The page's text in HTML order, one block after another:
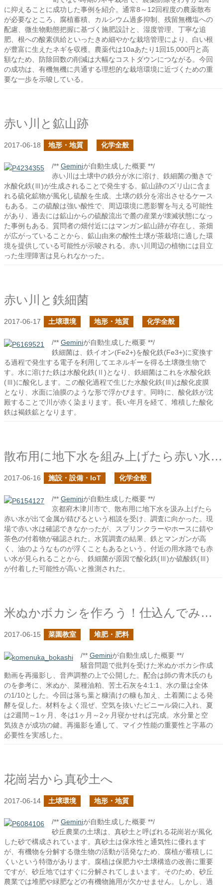
に抑えることに成功した事例を紹介。通常8～12回程度の農薬散布
が必要なところ、腐植蓄積、カルシウム過多抑制、残留無機塩への
配慮、微生物動態把握に基づく施肥設計と、湿度管理、丁寧な追
肥、根への酸素供給といったきめ細やかな栽培管理により、白い根
が豊富に生えたネギを収穫。農薬代は10aあたり1回15,000円と高
額なため、防除回数の削減は大幅なコストダウンにつながる。今回
の成功は、有機無機に共通する理想的な栽培環境に近づくための重
要な一歩を示唆している。
赤い川と鉱山跡
2017-06-18 地形・地質 化学全般
/** Geminiが自動生成した概要 **/
赤い川は土壌中の鉄分が水に溶け、鉄細菌の働きで
水酸化鉄(Ⅲ)が生成されることで発生する。鉱山跡のズリ山に含ま
れる硫化鉱物が風化し硫酸を生成、土壌の鉄分を溶出させるケース
もある。この硫酸は強い酸性で、周辺環境に悪影響を与える可能性
があり、過去には鉱山からの硫酸流出で麓の産業が壊滅状態になっ
た事例もある。質問者の畑付近にはマンガン鉱山跡が存在し、茶畑
が広がっていることから、鉱山由来の酸性土壌が茶栽培に適した環
境を提供している可能性が示唆される。赤い川周辺の植物には目立
った生理障害は見られなかった。
赤い川と鉄細菌
2017-06-17 土壌環境 地形・地質 化学全般
/** Geminiが自動生成した概要 **/
鉄細菌は、鉄イオン(Fe2+)を酸化鉄(Fe3+)に変換す
る過程で発生する電子を利用してエネルギーを得る土壌微生物で
す。水に溶けた鉄は水酸化鉄(Ⅱ)となり、鉄細菌はこれを水酸化鉄
(Ⅲ)に酸化します。この酸化過程で生じた水酸化鉄(Ⅲ)は酸化皮膜
となり、水面に油膜のような形で浮かびます。同時に、酸化鉄が沈
殿することで川が赤く染まります。長い年月を経て、堆積した酸化
鉄は褐鉄鉱となります。
散布用に地下水を組み上げたら赤い水が出た
2017-06-16 施設・設備・IoT 化学全般
/** Geminiが自動生成した概要 **/
京都府木津川市で、散布用に地下水を汲み上げたら
赤い水が出て金属が錆びるという相談を受け、調査に向かった。現
場で赤い水は確認できなかったが、スプリンクラーやホースに錆や
茶色の付着物が確認された。水質調査の結果、鉄とマンガンが高
く、油のようなものが浮くこともあるという。付近の用水路でも赤
い水が見られることから、鉄細菌が原因で酸化鉄(Ⅲ)か硫酸鉄(Ⅲ)
が付着した可能性が高いと推測された。
米ぬかボカシを作ろう！仕込んでみる！再撮影
2017-06-15 菜園教室 堆肥・肥料
/** Geminiが自動生成した概要 **/
騒音問題で批判を受けた米ぬかボカシ作成
動画を再撮影し、音声調整の上で公開した。配合は師の青木氏のも
のを参考に、米ぬか、菜種油粕、苦土石灰を4:1:1、水の量は全体
の1/10とした。今回は落ち葉と糠漬けの糠も加え、土着菌による発
酵を促した。材料をよく混ぜ、空気を抜いたビニール袋に入れ、夏
は2週間～1ヶ月、冬は1ヶ月～2ヶ月寝かせれば完成。水分量と空
気抜きが成功の鍵。再撮影を通して、マイク性能の重要性と字幕の
必要性を実感した。
花崗岩から真砂土へ
2017-06-14 土壌環境 地形・地質
/** Geminiが自動生成した概要 **/
砂丘農業の土壌は、真砂土と呼ばれる花崗岩が風化
した砂で構成されています。真砂土は保水性と通気性に優れます
が、有機物を分解する微生物の活動が活発なため、腐植が蓄積しに
くいという特徴があります。腐植は保肥力や土壌構造の改善に重要
ですが、砂丘地ではすぐに分解されてしまいます。そのため、砂丘
農業では堆肥や緑肥などの有機物施用が欠かせません。しかし、過